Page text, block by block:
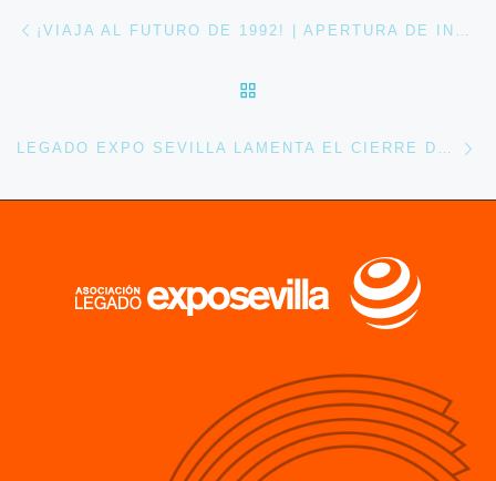
Navegación de entradas
LEGADO EXPO SEVILLA LAMENTA EL CIERRE DE LA EXPOSICIÓN PERMANENTE DEL PABELLÓN DE LA NAVEGACIÓN.